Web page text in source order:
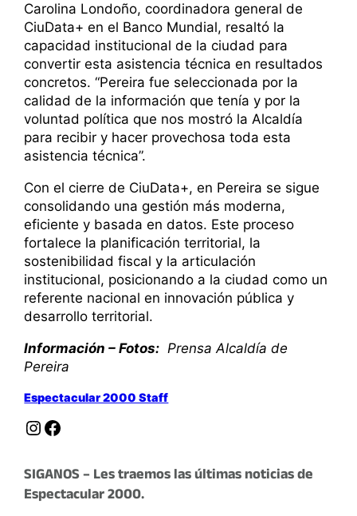
Carolina Londoño, coordinadora general de
CiuData+ en el Banco Mundial, resaltó la
capacidad institucional de la ciudad para
convertir esta asistencia técnica en resultados
concretos. “Pereira fue seleccionada por la
calidad de la información que tenía y por la
voluntad política que nos mostró la Alcaldía
para recibir y hacer provechosa toda esta
asistencia técnica”.
Con el cierre de CiuData+, en Pereira se sigue
consolidando una gestión más moderna,
eficiente y basada en datos. Este proceso
fortalece la planificación territorial, la
sostenibilidad fiscal y la articulación
institucional, posicionando a la ciudad como un
referente nacional en innovación pública y
desarrollo territorial.
Información – Fotos: Prensa Alcaldía de
Pereira
Espectacular 2000 Staff
Instagram Facebook
SIGANOS – Les traemos las últimas noticias de
Espectacular 2000.